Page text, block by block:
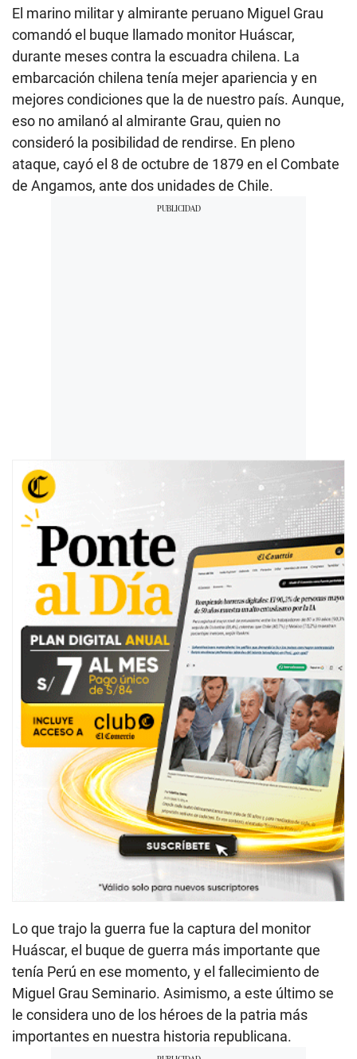
El marino militar y almirante peruano Miguel Grau
comandó el buque llamado monitor Huáscar,
durante meses contra la escuadra chilena. La
embarcación chilena tenía mejer apariencia y en
mejores condiciones que la de nuestro país. Aunque,
eso no amilanó al almirante Grau, quien no
consideró la posibilidad de rendirse. En pleno
ataque, cayó el 8 de octubre de 1879 en el Combate
de Angamos, ante dos unidades de Chile.
Lo que trajo la guerra fue la captura del monitor
Huáscar, el buque de guerra más importante que
tenía Perú en ese momento, y el fallecimiento de
Miguel Grau Seminario. Asimismo, a este último se
le considera uno de los héroes de la patria más
importantes en nuestra historia republicana.